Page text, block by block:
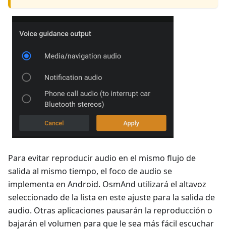
Para evitar reproducir audio en el mismo flujo de
salida al mismo tiempo, el foco de audio se
implementa en Android. OsmAnd utilizará el altavoz
seleccionado de la lista en este ajuste para la salida de
audio. Otras aplicaciones pausarán la reproducción o
bajarán el volumen para que le sea más fácil escuchar